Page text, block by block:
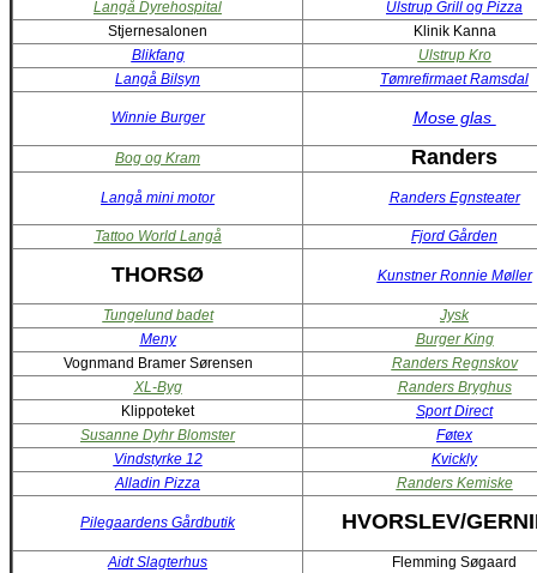
Langå Dyrehospital
Ulstrup Grill og Pizza
Stjernesalonen
Klinik Kanna
Blikfang
Ulstrup Kro
Langå Bilsyn
Tømrefirmaet Ramsdal
Winnie Burger Mose glas
Bog og Kram Randers
Langå mini motor Randers Egnsteater
Tattoo World Langå Fjord Gården
THORSØ Kunstner Ronnie Møller
Tungelund badet
Jysk
Meny
Burger King
Vognmand Bramer Sørensen
Randers Regnskov
XL-Byg
Randers Bryghus
Klippoteket
Sport Direct
Susanne Dyhr Blomster
Føtex
Vindstyrke 12
Kvickly
Alladin Pizza
Randers Kemiske
Pilegaardens Gårdbutik HVORSLEV/
Aidt Slagterhus Flemming Søgaard